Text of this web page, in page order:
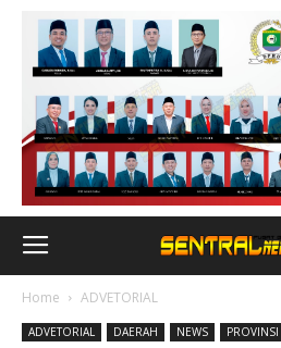
Home ADVETORIAL
ADVETORIAL DAERAH NEWS